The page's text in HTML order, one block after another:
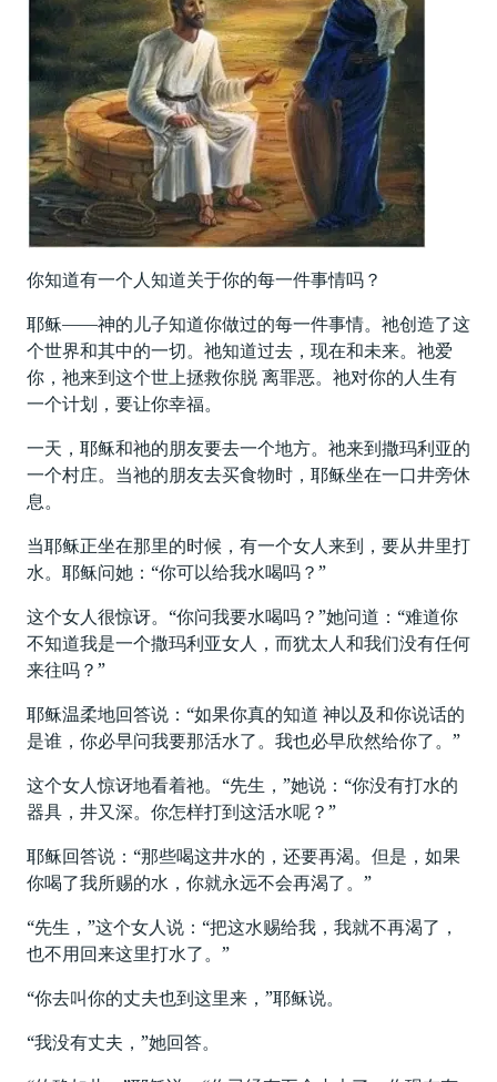
你知道有一个人知道关于你的每一件事情吗？
耶稣——神的儿子知道你做过的每一件事情。祂创造了这
个世界和其中的一切。祂知道过去，现在和未来。祂爱
你，祂来到这个世上拯救你脱 离罪恶。祂对你的人生有
一个计划，要让你幸福。
一天，耶稣和祂的朋友要去一个地方。祂来到撒玛利亚的
一个村庄。当祂的朋友去买食物时，耶稣坐在一口井旁休
息。
当耶稣正坐在那里的时候，有一个女人来到，要从井里打
水。耶稣问她：“你可以给我水喝吗？”
这个女人很惊讶。“你问我要水喝吗？”她问道：“难道你
不知道我是一个撒玛利亚女人，而犹太人和我们没有任何
来往吗？”
耶稣温柔地回答说：“如果你真的知道 神以及和你说话的
是谁，你必早问我要那活水了。我也必早欣然给你了。”
这个女人惊讶地看着祂。“先生，”她说：“你没有打水的
器具，井又深。你怎样打到这活水呢？”
耶稣回答说：“那些喝这井水的，还要再渴。但是，如果
你喝了我所赐的水，你就永远不会再渴了。”
“先生，”这个女人说：“把这水赐给我，我就不再渴了，
也不用回来这里打水了。”
“你去叫你的丈夫也到这里来，”耶稣说。
“我没有丈夫，”她回答。